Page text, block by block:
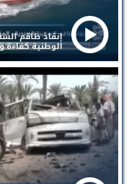
إنقاذ طاقم
الوطنية كفاءة